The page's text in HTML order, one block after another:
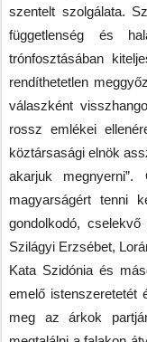
szentelt szolgálata.
függetlenség és
trónfosztásában
rendíthetetlen
válaszként
rossz emlékei
köztársasági elnök
akarjuk
magyarságért tenni
gondolkodó,
Szilágyi Erzsébet,
Kata Szidónia és
emelő istenszeretetét
meg az árkok